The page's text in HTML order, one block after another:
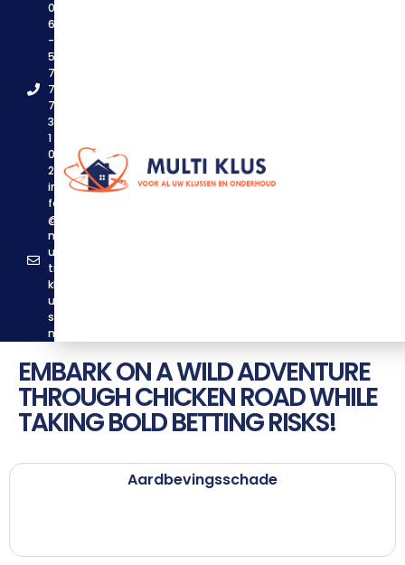
0
6
-
5
7
7
7
3
1
0
2
in
fo
@
m
ul
ti
kl
u
s.
nl
EMBARK ON A WILD ADVENTURE
THROUGH CHICKEN ROAD WHILE
TAKING BOLD BETTING RISKS!
Aardbevingsschade